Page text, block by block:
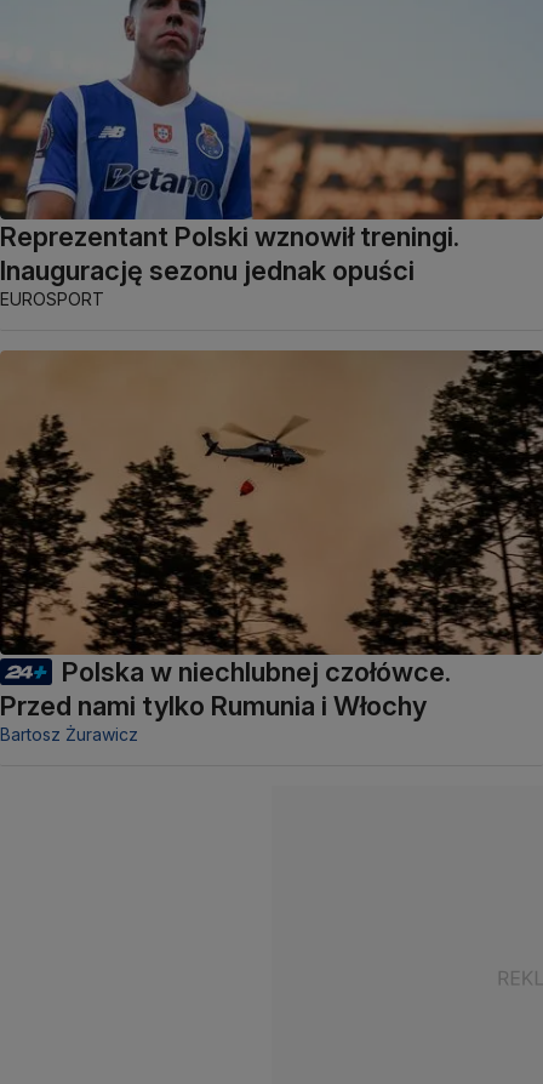
Reprezentant Polski wznowił treningi.
Inaugurację sezonu jednak opuści
EUROSPORT
Polska w niechlubnej czołówce.
Przed nami tylko Rumunia i Włochy
Bartosz Żurawicz